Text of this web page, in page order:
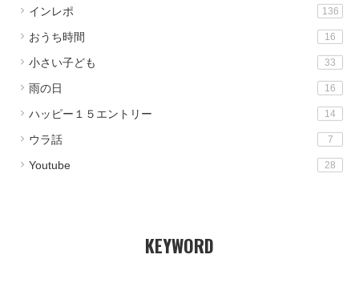
インレポ 136
おうち時間 16
小さい子ども 33
雨の日 16
ハッピー１５エントリー 14
ウラ話 7
Youtube 28
KEYWORD